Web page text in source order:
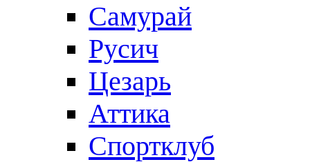
Самурай
Русич
Цезарь
Аттика
Спортклуб